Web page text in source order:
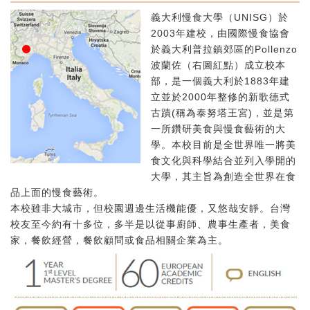
義大利慢食大學（UNISG）於
2003年建校，由國際慢食協會
於義大利普拉鎮郊區的Pollenzo
波蘭佐（右圖紅點）成立校本
部，是一個義大利於1883年建
立並於2000年整修的新歌德式
古蹟(稱為泰努塔王宮)，並是第
一所鑽研美食與慢食藝術的大
學。本校目前是全世界唯一將美
食文化與科學結合並列入學開的
大學，其主旨為創造全世界在食
品上面的慢食藝術。
本校雖非大城市，但校園週邊生活機能優，又悠哉安靜。台灣
校友至今約有十多位，多半是以從事廚師、農事生產者，美食
家，餐飲經營，餐飲顧問或食品相關企業為主。